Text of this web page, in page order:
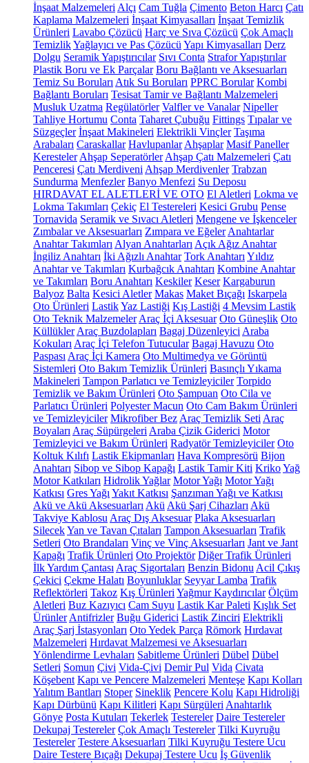
İnşaat Malzemeleri Alçı Cam Tuğla Çimento Beton Harcı Çatı
Kaplama Malzemeleri İnşaat Kimyasalları İnşaat Temizlik
Ürünleri Lavabo Çözücü Harç ve Sıva Çözücü Çok Amaçlı
TemizlikYağlayıcı ve Pas Çözücü Yapı Kimyasalları Derz
Dolgu Seramik Yapıştırıcılar Sıvı Conta Strafor Yapıştırılar
Plastik Boru ve Ek Parçalar Boru Bağlantı ve Aksesuarları
Temiz Su Boruları Atık Su Boruları PPRC Borular Kombi
Bağlantı Boruları Tesisat Tamir ve Bağlantı Malzemeleri
Musluk Uzatma Regülatörler Valfler ve Vanalar Nipeller
Tahliye Hortumu Conta Taharet Çubuğu Fittings Tıpalar ve
Süzgeçler İnşaat Makineleri Elektrikli Vinçler Taşıma
Arabaları Caraskallar Havlupanlar Ahşaplar Masif Paneller
Keresteler Ahşap Seperatörler Ahşap Çatı Malzemeleri Çatı
Penceresi Çatı Merdiveni Ahşap Merdivenler Trabzan
Sundurma Menfezler Banyo Menfezi Su Deposu
HIRDAVAT EL ALETLERİ VE OTO El Aletleri Lokma ve
Lokma Takımları Çekiç El Testereleri Kesici Grubu Pense
Tornavida Seramik ve Sıvacı Aletleri Mengene ve İşkenceler
Zımbalar ve Aksesuarları Zımpara ve Eğeler Anahtarlar
Anahtar Takımları Alyan Anahtarları Açık Ağız Anahtar
İngiliz Anahtarı İki Ağızlı Anahtar Tork Anahtarı Yıldız
Anahtar ve Takımları Kurbağcık Anahtarı Kombine Anahtar
ve Takımları Boru Anahtarı Keskiler Keser Kargaburun
Balyoz Balta Kesici Aletler Makas Maket Bıçağı Iskarpela
Oto Ürünleri LastikYaz Lastiği Kış Lastiği 4 Mevsim Lastik
Oto Teknik Malzemeler Araç İçi Aksesuar Oto Güneşlik Oto
Küllükler Araç Buzdolapları Bagaj Düzenleyici Araba
Kokuları Araç İçi Telefon Tutucular Bagaj Havuzu Oto
Paspası Araç İçi Kamera Oto Multimedya ve Görüntü
Sistemleri Oto Bakım Temizlik Ürünleri Basınçlı Yıkama
Makineleri Tampon Parlatıcı ve Temizleyiciler Torpido
Temizlik ve Bakım Ürünleri Oto Şampuan Oto Cila ve
Parlatıcı Ürünleri Polyester Macun Oto Cam Bakım Ürünleri
ve Temizleyiciler Mikrofiber Bez Araç Temizlik Seti Araç
Boyaları Araç Süpürgeleri Araba Çizik Giderici Motor
Temizleyici ve Bakım Ürünleri Radyatör Temizleyiciler Oto
Koltuk Kılıfı Lastik Ekipmanları Hava Kompresörü Bijon
Anahtarı Sibop ve Sibop Kapağı Lastik Tamir Kiti KrikoYağ
Motor Katkıları Hidrolik Yağlar Motor Yağı Motor Yağı
Katkısı Gres Yağı Yakıt Katkısı Şanzıman Yağı ve Katkısı
Akü ve Akü Aksesuarları Akü Akü Şarj Cihazları Akü
Takviye Kablosu Araç Dış Aksesuar Plaka Aksesuarları
SilecekYan ve Tavan Çıtaları Tampon Aksesuarları Trafik
Setleri Oto Brandaları Vinç ve Vinç Aksesuarları Jant ve Jant
Kapağı Trafik Ürünleri Oto Projektör Diğer Trafik Ürünleri
İlk Yardım Çantası Araç Sigortaları Benzin Bidonu Acil Çıkış
Çekici Çekme Halatı Boyunluklar Seyyar Lamba Trafik
Reflektörleri Takoz Kış Ürünleri Yağmur Kaydırıcılar Ölçüm
Aletleri Buz Kazıyıcı Cam Suyu Lastik Kar Paleti Kışlık Set
Ürünler Antifrizler Buğu Giderici Lastik Zinciri Elektrikli
Araç Şarj İstasyonları Oto Yedek Parça Römork Hırdavat
Malzemeleri Hırdavat Malzemesi ve Aksesuarları
Yönlendirme Levhaları Sabitleme Ürünleri Dübel Dübel
Setleri Somun Çivi Vida-Çivi Demir Pul Vida Civata
Köşebent Kapı ve Pencere Malzemeleri Menteşe Kapı Kolları
Yalıtım Bantları Stoper Sineklik Pencere Kolu Kapı Hidroliği
Kapı Dürbünü Kapı Kilitleri Kapı Sürgüleri Anahtarlık
Gönye Posta Kutuları Tekerlek Testereler Daire Testereler
Dekupaj Testereler Çok Amaçlı Testereler Tilki Kuyruğu
Testereler Testere Aksesuarları Tilki Kuyruğu Testere Ucu
Daire Testere Bıçağı Dekupaj Testere Ucu İş Güvenlik